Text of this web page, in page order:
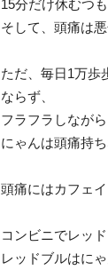
15分だけ休むつ
そして、頭痛は
ただ、毎日1万歩
ならず、
フラフラしなが
にゃんは頭痛持
頭痛にはカフェ
コンビニでレッ
レッドブルはに